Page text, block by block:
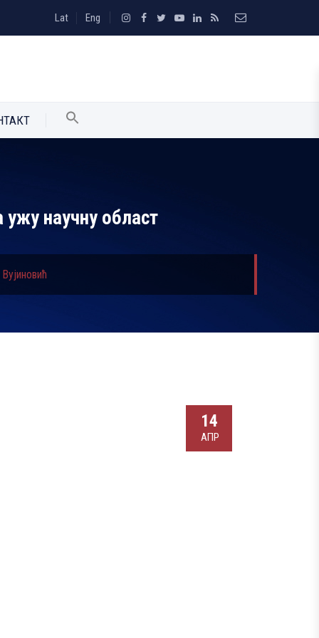
Lat Eng
ужу научну област
14
АПР